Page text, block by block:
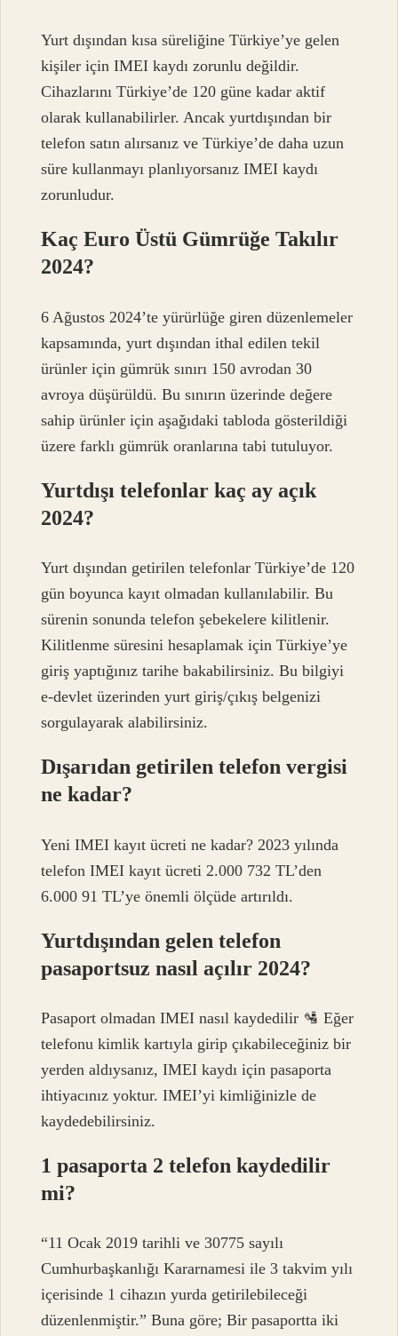
Yurt dışından kısa süreliğine Türkiye’ye gelen
kişiler için IMEI kaydı zorunlu değildir.
Cihazlarını Türkiye’de 120 güne kadar aktif
olarak kullanabilirler. Ancak yurtdışından bir
telefon satın alırsanız ve Türkiye’de daha uzun
süre kullanmayı planlıyorsanız IMEI kaydı
zorunludur.
Kaç Euro Üstü Gümrüğe Takılır
2024?
6 Ağustos 2024’te yürürlüğe giren düzenlemeler
kapsamında, yurt dışından ithal edilen tekil
ürünler için gümrük sınırı 150 avrodan 30
avroya düşürüldü. Bu sınırın üzerinde değere
sahip ürünler için aşağıdaki tabloda gösterildiği
üzere farklı gümrük oranlarına tabi tutuluyor.
Yurtdışı telefonlar kaç ay açık
2024?
Yurt dışından getirilen telefonlar Türkiye’de 120
gün boyunca kayıt olmadan kullanılabilir. Bu
sürenin sonunda telefon şebekelere kilitlenir.
Kilitlenme süresini hesaplamak için Türkiye’ye
giriş yaptığınız tarihe bakabilirsiniz. Bu bilgiyi
e-devlet üzerinden yurt giriş/çıkış belgenizi
sorgulayarak alabilirsiniz.
Dışarıdan getirilen telefon vergisi
ne kadar?
Yeni IMEI kayıt ücreti ne kadar? 2023 yılında
telefon IMEI kayıt ücreti 2.000 732 TL’den
6.000 91 TL’ye önemli ölçüde artırıldı.
Yurtdışından gelen telefon
pasaportsuz nasıl açılır 2024?
Pasaport olmadan IMEI nasıl kaydedilir 🛂 Eğer
telefonu kimlik kartıyla girip çıkabileceğiniz bir
yerden aldıysanız, IMEI kaydı için pasaporta
ihtiyacınız yoktur. IMEI’yi kimliğinizle de
kaydedebilirsiniz.
1 pasaporta 2 telefon kaydedilir
mi?
“11 Ocak 2019 tarihli ve 30775 sayılı
Cumhurbaşkanlığı Kararnamesi ile 3 takvim yılı
içerisinde 1 cihazın yurda getirilebileceği
düzenlenmiştir.” Buna göre; Bir pasaportta iki